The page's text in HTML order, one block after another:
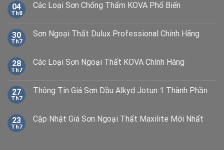
04
Th8
Các Loại Sơn Chống Thấm KOVA Phổ Biến
30
Th7
Sơn Ngoại Thất Dulux Professional Chính Hãng
28
Th7
Các Loại Sơn Ngoại Thất KOVA Chính Hãng
27
Th7
Thông Tin Giá Sơn Dầu Alkyd Jotun 1 Thành Phần
23
Th7
Cập Nhật Giá Sơn Ngoại Thất Maxilite Mới Nhất